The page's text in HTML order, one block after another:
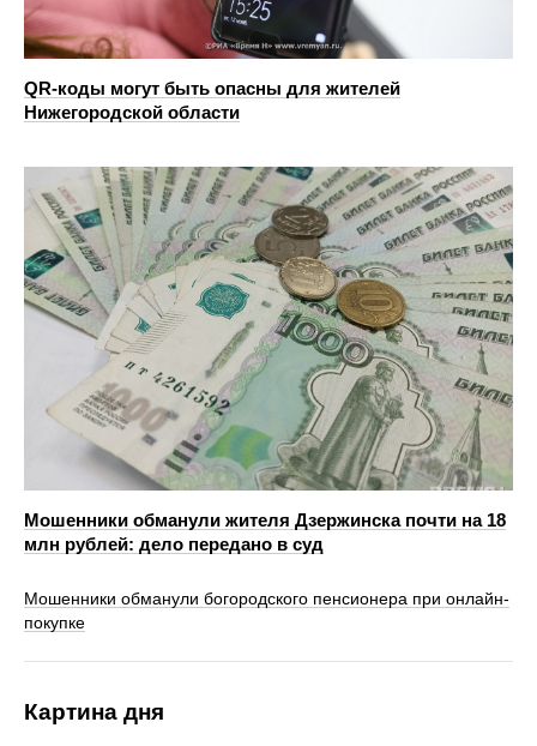
QR-коды могут быть опасны для жителей
Нижегородской области
Мошенники обманули жителя Дзержинска почти на 18
млн рублей: дело передано в суд
Мошенники обманули богородского пенсионера при онлайн-
покупке
Картина дня